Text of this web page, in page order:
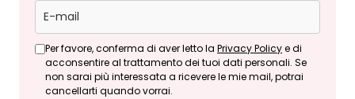
Per favore, conferma di aver letto la Privacy Policye di
acconsentire al trattamento dei tuoi dati personali. Se
non sarai più interessata a ricevere le mie mail, potrai
cancellarti quando vorrai.